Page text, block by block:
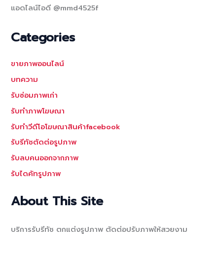
แอดไลน์ไอดี @mmd4525f
Categories
ขายภาพออนไลน์
บทความ
รับซ่อมภาพเก่า
รับทำภาพโฆษณา
รับทำวีดีโอโฆษณาสินค้าfacebook
รับรีทัชตัดต่อรูปภาพ
รับลบคนออกจากภาพ
รับไดคัทรูปภาพ
About This Site
บริการรับรีทัช ตกแต่งรูปภาพ ตัดต่อปรับภาพให้สวยงาม